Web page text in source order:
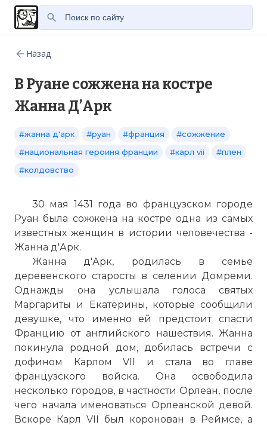
Назад
В Руане сожжена на костре
Жанна Д’Арк
#жанна д'арк #руан #франция
#сожжение
#национальная героиня франции
#карл vii
#плен
#колдовство
30 мая 1431 года во французском городе
Руан была сожжена на костре одна из самых
известных женщин в истории человечества -
Жанна д'Арк.
Жанна д'Арк, родилась в семье
деревенского старосты в селении Домреми.
Однажды она услышала голоса святых
Маргариты и Екатерины, которые сообщили
девушке, что именно ей предстоит спасти
Францию от английского нашествия. Жанна
покинула родной дом, добилась встречи с
дофином Карлом VII и стала во главе
французского войска. Она освободила
несколько городов, в частности Орлеан, после
чего начала именоваться Орлеанской девой.
Вскоре Карл VII был коронован в Реймсе, а